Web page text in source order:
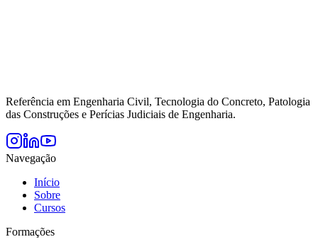
Referência em Engenharia Civil, Tecnologia do Concreto, Patologia
das Construções e Perícias Judiciais de Engenharia.
Navegação
Início
Sobre
Cursos
Formações